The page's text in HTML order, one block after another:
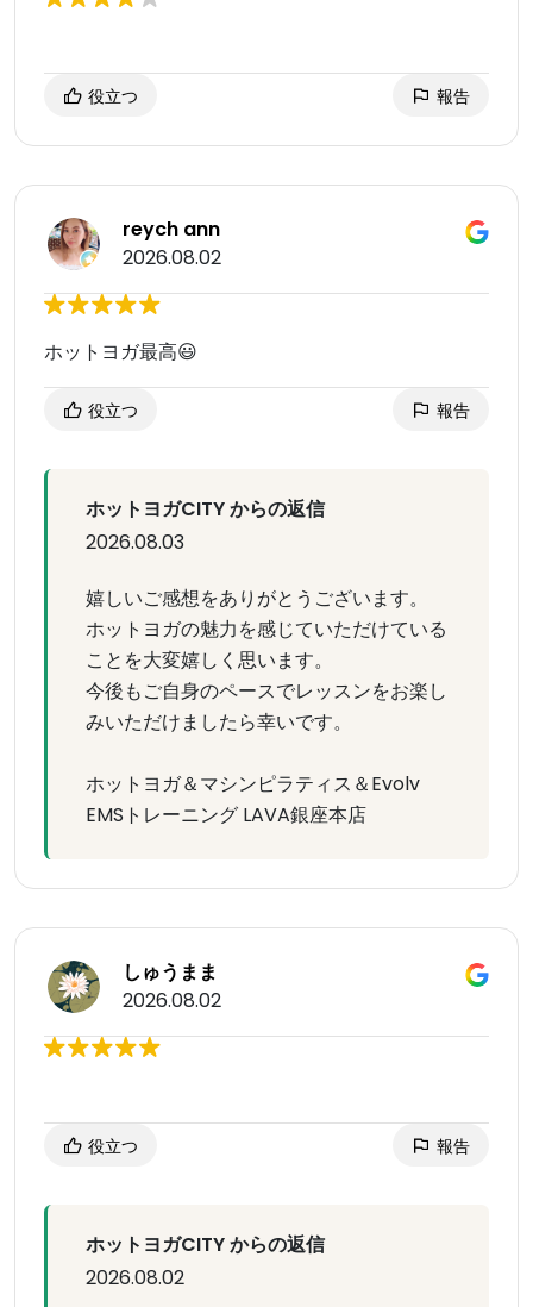
役立つ 報告
reych ann
2026.08.02
ホットヨガ最高😃
役立つ 報告
ホットヨガCITY からの返信
2026.08.03
嬉しいご感想をありがとうございます。
ホットヨガの魅力を感じていただけている
ことを大変嬉しく思います。
今後もご自身のペースでレッスンをお楽し
みいただけましたら幸いです。
ホットヨガ＆マシンピラティス＆Evolv
EMSトレーニング LAVA銀座本店
しゅうまま
2026.08.02
役立つ 報告
ホットヨガCITY からの返信
2026.08.02